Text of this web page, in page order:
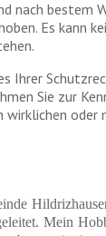
bestem
Es kann
Ihrer
Sie zur
wirklichen oder
Mein